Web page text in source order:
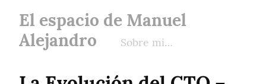
El espacio de Manuel
Alejandro
Sobre mi…